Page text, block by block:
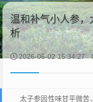
温和补气小人参
析
2026-06-02 15:34:27
太子参因性味甘平微苦